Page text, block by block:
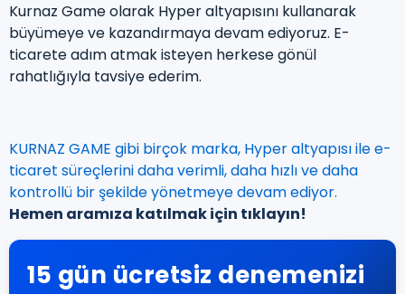
Kurnaz Game olarak Hyper altyapısını kullanarak
büyümeye ve kazandırmaya devam ediyoruz. E-
ticarete adım atmak isteyen herkese gönül
rahatlığıyla tavsiye ederim.
KURNAZ GAME gibi birçok marka, Hyper altyapısı ile e-
ticaret süreçlerini daha verimli, daha hızlı ve daha
kontrollü bir şekilde yönetmeye devam ediyor.
Hemen aramıza katılmak için tıklayın!
15 gün ücretsiz denemenizi